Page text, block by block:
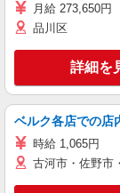
月給 273,650円
品川区
詳細を
ベルク各店での店
時給 1,065円
古河市・佐野市